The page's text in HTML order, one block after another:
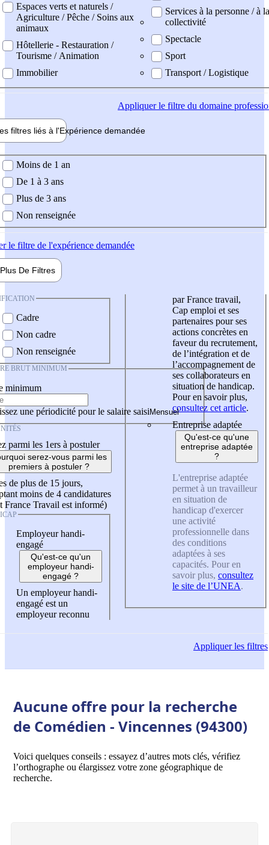
Espaces verts et naturels /
Agriculture / Pêche / Soins aux
animaux
Hôtellerie - Restauration /
Tourisme / Animation
Immobilier
Services à la personne / à la
collectivité
Spectacle
Sport
Transport / Logistique
Appliquerle filtre du domaine
filtres liés à l'Expérience demandée
demandée
Moins de 1 an
De 1 à 3 ans
Plus de 3 ans
Non renseignée
le filtre de l'expérience demandée
Plus De Filtres
Cadre
Non cadre
Non renseignée
BRUT MINIMUM
minimum
une périodicité pour le salaire saisi
parmi les 1ers à postuler
serez-vous parmi les
premiers à postuler ?
de plus de 15 jours,
moins de 4 candidatures
France Travail est informé)
Employeur handi-
engagé
Qu'est-ce qu'un
employeur handi-
engagé ?
Un employeur handi-
engagé est un
employeur reconnu
par France travail,
Cap emploi et ses
partenaires pour ses
actions concrètes en
faveur du recrutement,
de l’intégration et de
l’accompagnement de
ses collaborateurs en
situation de handicap.
Pour en savoir plus,
consultez cet article.
Entreprise adaptée
Qu'est-ce qu'une
entreprise adaptée
?
L'entreprise adaptée
permet à un travailleur
en situation de
handicap d'exercer
une activité
professionnelle dans
des conditions
adaptées à ses
capacités. Pour en
savoir plus, consultez
le site de l’UNEA.
Appliquerles filtres
Aucune offre pour la recherche
de Comédien - Vincennes (94300)
Voici quelques conseils : essayez d’autres mots clés, vérifiez
l’orthographe ou élargissez votre zone géographique de
recherche.